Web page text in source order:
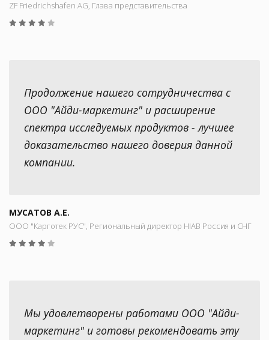
ZF Friedrichshafen AG, Глава представительства
Продолжение нашего сотрудничества с
ООО "Айди-маркетинг" и расширение
спектра исследуемых продуктов - лучшее
доказательство нашего доверия данной
компании.
МУСАТОВ А.Е.
ООО "Карготек РУС", Региональный директор HIAB Россия и СНГ
Мы удовлетворены работами ООО "Айди-
маркетинг" и готовы рекомендовать эту